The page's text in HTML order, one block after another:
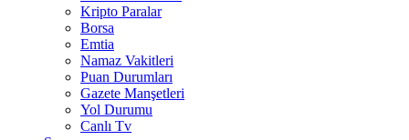
Kripto Paralar
Borsa
Emtia
Namaz Vakitleri
Puan Durumları
Gazete Manşetleri
Yol Durumu
Canlı Tv